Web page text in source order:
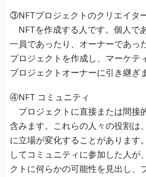
③NFTプロジェクトのクリエイタ
NFTを作成する人です。個人で
一員であったり、オーナーであっ
プロジェクトを作成し、マーケテ
プロジェクトオーナーに引き継ぎ
④NFT コミュニティ
プロジェクトに直接または間接
含みます。これらの人々の役割は
に立場が変化することがあります
してコミュニティに参加した人が
クトに何らかの可能性を見出し、